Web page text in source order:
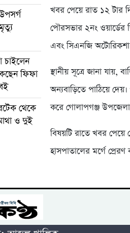
চাইলেন
ফিফা
থেকে
ও দুই
খবর পেয়ে রাত ১২ টার
পৌরসভার ২নং ওয়ার্ডের
এবং সিএনজি
স্থানীয় সূত্রে জানা
অন্যবাড়িতে পাঠিয়ে
করে গোলাপগঞ্জ উপজেলা
বিষয়টি রাতে খবর
হাসপাতালের মর্গে